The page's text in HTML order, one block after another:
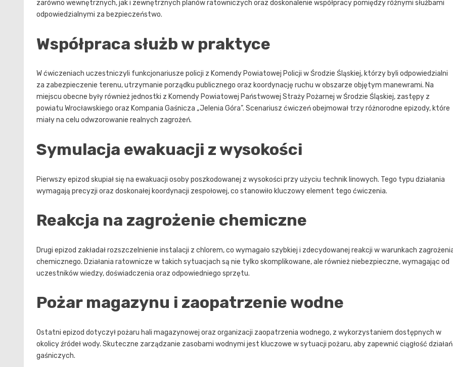
zarówno wewnętrznych, jak i zewnętrznych planów ratowniczych oraz doskonalenie współpracy pomiędzy różnymi służbami
odpowiedzialnymi za bezpieczeństwo.
Współpraca służb w praktyce
W ćwiczeniach uczestniczyli funkcjonariusze policji z Komendy Powiatowej Policji w Środzie Śląskiej, którzy byli odpowiedzialni
za zabezpieczenie terenu, utrzymanie porządku publicznego oraz koordynację ruchu w obszarze objętym manewrami. Na
miejscu obecne były również jednostki z Komendy Powiatowej Państwowej Straży Pożarnej w Środzie Śląskiej, zastępy z
powiatu Wrocławskiego oraz Kompania Gaśnicza „Jelenia Góra”. Scenariusz ćwiczeń obejmował trzy różnorodne epizody, które
miały na celu odwzorowanie realnych zagrożeń.
Symulacja ewakuacji z wysokości
Pierwszy epizod skupiał się na ewakuacji osoby poszkodowanej z wysokości przy użyciu technik linowych. Tego typu działania
wymagają precyzji oraz doskonałej koordynacji zespołowej, co stanowiło kluczowy element tego ćwiczenia.
Reakcja na zagrożenie chemiczne
Drugi epizod zakładał rozszczelnienie instalacji z chlorem, co wymagało szybkiej i zdecydowanej reakcji w warunkach
chemicznego. Działania ratownicze w takich sytuacjach są nie tylko skomplikowane, ale również niebezpieczne, wymagając od
uczestników wiedzy, doświadczenia oraz odpowiedniego sprzętu.
Pożar magazynu i zaopatrzenie wodne
Ostatni epizod dotyczył pożaru hali magazynowej oraz organizacji zaopatrzenia wodnego, z wykorzystaniem dostępnych w
okolicy źródeł wody. Skuteczne zarządzanie zasobami wodnymi jest kluczowe w sytuacji pożaru, aby zapewnić ciągłość działań
gaśniczych.